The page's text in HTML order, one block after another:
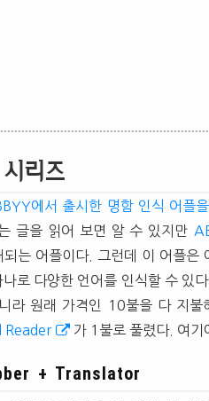
리즈
에서 출시한 명함 인식 어플
글을 읽어 보면 알 수 있지만
되는 어플이다. 그런데 이 어플
나로 다양한 언어를 인식할 수 있
라 원래 가격인 10불을 다 지
Reader
가 1불로 풀렸다. 여
+ Translator